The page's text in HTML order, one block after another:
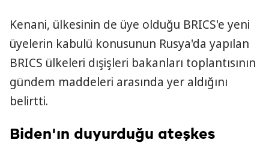
Kenani, ülkesinin de üye olduğu BRICS'e yeni
üyelerin kabulü konusunun Rusya'da yapılan
BRICS ülkeleri dışişleri bakanları toplantısının
gündem maddeleri arasında yer aldığını
belirtti.
Biden'ın duyurduğu ateşkes